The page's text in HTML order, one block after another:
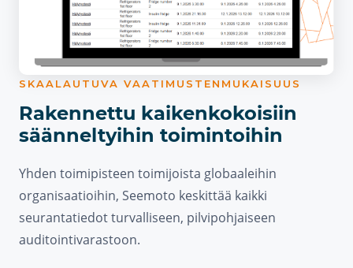
SKAALAUTUVA VAATIMUSTENMUKAISUUS
Rakennettu kaikenkokoisiin
säänneltyihin toimintoihin
Yhden toimipisteen toimijoista globaaleihin
organisaatioihin, Seemoto keskittää kaikki
seurantatiedot turvalliseen, pilvipohjaiseen
auditointivarastoon.